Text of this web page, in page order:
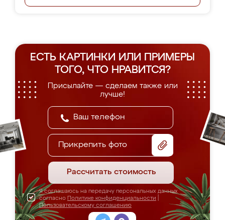
ЕСТЬ КАРТИНКИ ИЛИ ПРИМЕРЫ
ТОГО, ЧТО НРАВИТСЯ?
Присылайте — сделаем также или
лучше!
Прикрепить фото
Рассчитать стоимость
Я соглашаюсь на передачу персональных данных
согласно Политике конфиденциальности
Пользовательскому соглашению